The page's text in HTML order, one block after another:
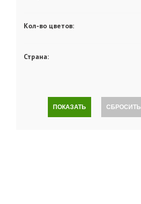
Кол-во цветов:
Страна:
ПОКАЗАТЬ СБРОСИТЬ